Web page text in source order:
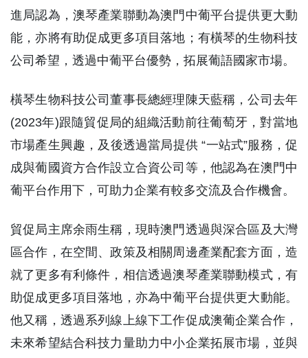
進局認為，澳琴產業聯動為澳門中葡平台提供更大動
能，亦將有助促成更多項目落地；有橫琴的生物科技
公司希望，透過中葡平台優勢，拓展葡語國家市場。
橫琴生物科技公司董事長總經理陳天藍稱，公司去年
(2023年)跟隨貿促局的組織活動前往葡萄牙，對當地
市場產生興趣，及後透過當局提供 “一站式”服務，促
成與葡國資方合作設立合資公司等，他認為在澳門中
葡平台作用下，可助力企業有較多交流及合作機會。
貿促局主席余雨生稱，現時澳門透過與深合區及大灣
區合作，在空間、政策及相關周邊產業配套方面，造
就了更多有利條件，相信透過澳琴產業聯動模式，有
助促成更多項目落地，亦為中葡平台提供更大動能。
他又稱，透過系列線上線下工作促成澳葡企業合作，
未來希望結合科技力量助力中小企業拓展市場，並與